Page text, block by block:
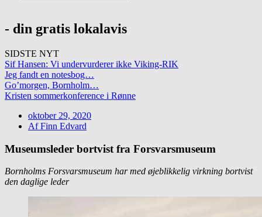
- din gratis lokalavis
SIDSTE NYT
Sif Hansen: Vi undervurderer ikke Viking-RIK
Jeg fandt en notesbog…
Go’morgen, Bornholm…
Kristen sommerkonference i Rønne
oktober 29, 2020
AfFinn Edvard
Museumsleder bortvist fra Forsvarsmuseum
Bornholms Forsvarsmuseum har med øjeblikkelig virkning bortvist
den daglige leder